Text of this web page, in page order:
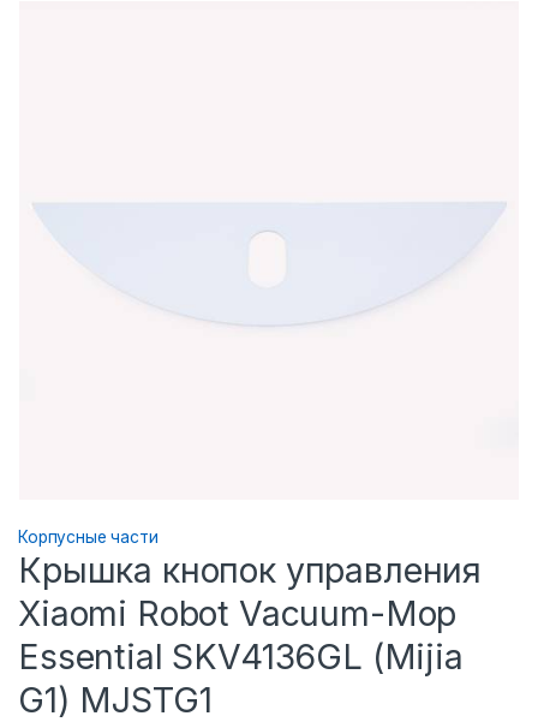
Корпусные части
Крышка кнопок управления
Xiaomi Robot Vacuum-Mop
Essential SKV4136GL (Mijia
G1) MJSTG1